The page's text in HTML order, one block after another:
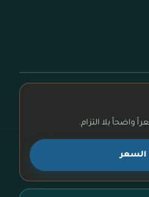
واضحاً بلا التزام.
السعر